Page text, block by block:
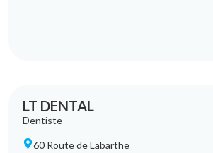
LT DENTAL
Dentiste
60 Route de Labarthe